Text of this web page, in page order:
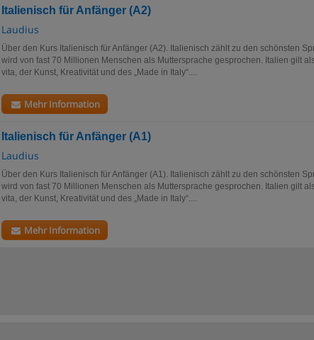
Italienisch für Anfänger (A2)
Laudius
Über den Kurs Italienisch für Anfänger (A2). Italienisch zählt zu den schönsten
wird von fast 70 Millionen Menschen als Muttersprache gesprochen. Italien gilt
vita, der Kunst, Kreativität und des „Made in Italy“....
Mehr Information
Italienisch für Anfänger (A1)
Laudius
Über den Kurs Italienisch für Anfänger (A1). Italienisch zählt zu den schönsten
wird von fast 70 Millionen Menschen als Muttersprache gesprochen. Italien gilt
vita, der Kunst, Kreativität und des „Made in Italy“....
Mehr Information